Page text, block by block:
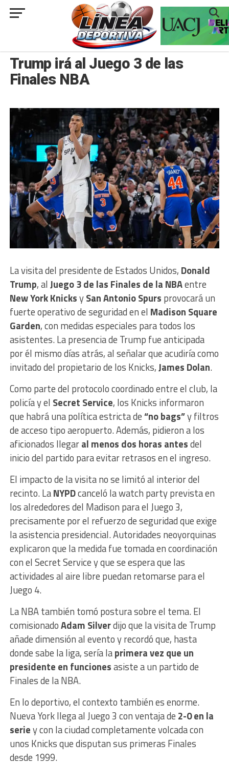
###
INTERNACIONAL
Trump irá al Juego 3 de las
Finales NBA
La visita del presidente de Estados Unidos, Donald
Trump, alJuego 3 de las Finales de la NBAentre
New York KnicksySan Antonio Spurs provocará un
fuerte operativo de seguridad en el Madison Square
Garden, con medidas especiales para todos los
asistentes. La presencia de Trump fue anticipada
por él mismo días atrás, al señalar que acudiría como
invitado del propietario de los Knicks,James Dolan.
Como parte del protocolo coordinado entre el club, la
policía y el Secret Service, los Knicks informaron
que habrá una política estricta de“no bags”y filtros
de acceso tipo aeropuerto. Además, pidieron a los
aficionados llegaral menos dos horas antesdel
inicio del partido para evitar retrasos en el ingreso.
El impacto de la visita no se limitó al interior del
recinto. LaNYPDcanceló la watch party prevista en
los alrededores del Madison para el Juego 3,
precisamente por el refuerzo de seguridad que exige
la asistencia presidencial. Autoridades neoyorquinas
explicaron que la medida fue tomada en coordinación
con el Secret Service y que se espera que las
actividades al aire libre puedan retomarse para el
Juego 4.
La NBA también tomó postura sobre el tema. El
comisionadoAdam Silverdijo que la visita de Trump
añade dimensión al evento y recordó que, hasta
donde sabe la liga, sería laprimera vez que un
presidente en funcionesasiste a un partido de
Finales de la NBA.
En lo deportivo, el contexto también es enorme.
Nueva York llega al Juego 3 con ventaja de 2-0 en la
seriey con la ciudad completamente volcada con
unos Knicks que disputan sus primeras Finales
desde 1999.